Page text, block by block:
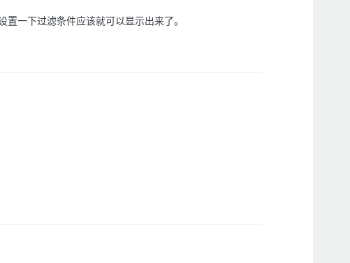
一下过滤条件应该就可以显示出来了。